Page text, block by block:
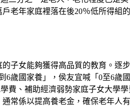
老年家庭裡落在後20％低所得組
子女能夠獲得高品質的教育。逐
歲國家養」，侯友宜喊「0至6歲
費、補助經濟弱勢家庭子女大學
常係以提高養老金，確保老年人